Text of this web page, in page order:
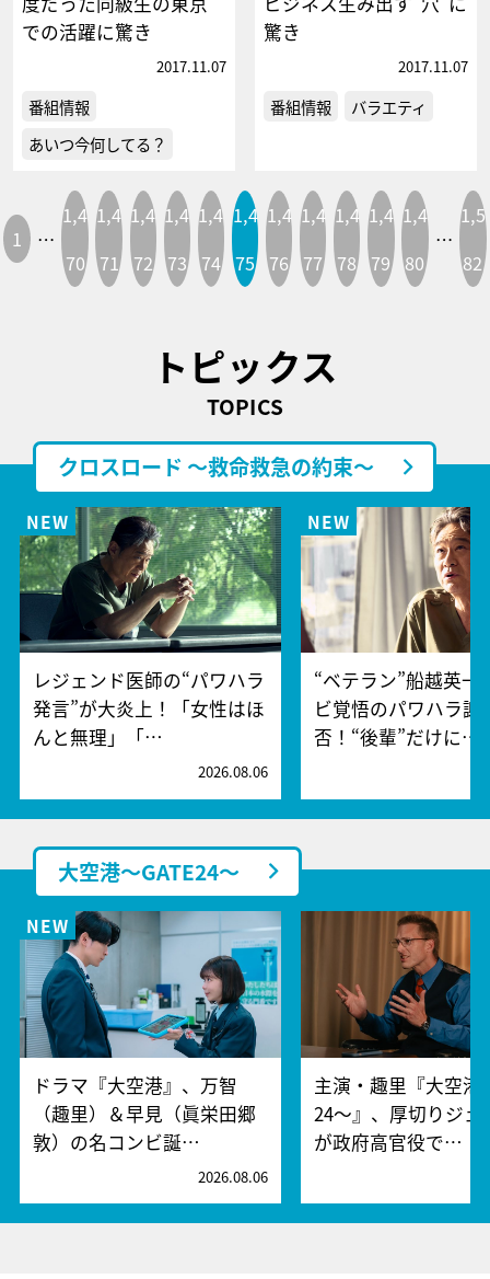
での活躍に驚き
2017.11.07
番組情報
あいつ今何してる？
驚き
2017.11.07
番組情報 バラエティ
1 …
1,4
70
1,4
71
1,4
72
1,4
73
1,4
74
1,4
75
1,4
76
1,4
77
1,4
78
1,4
79
1,4
80
…
1,5
82
トピックス
TOPICS
クロスロード ～救命救急の約束～
レジェンド医師の“パワハラ
発言”が大炎上！「女性はほ
んと無理」「…
2026.08.06
“ベテラン”船越英一
ビ覚悟のパワハラ謝
否！“後輩”だけに…
大空港～GATE24～
ドラマ『大空港』、万智
（趣里）＆早見（眞栄田郷
敦）の名コンビ誕…
2026.08.06
主演・趣里『大空港
24～』、厚切りジェ
が政府高官役で…